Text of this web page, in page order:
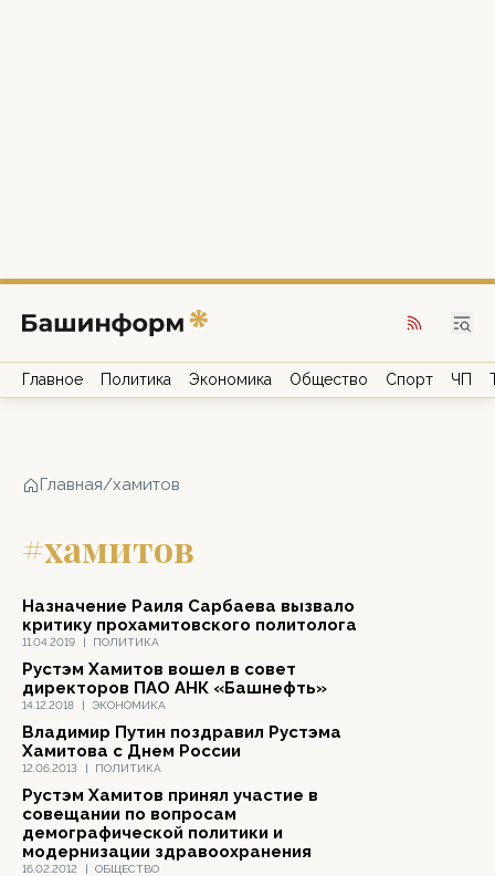
Главное Политика Экономика Общество Спорт ЧП
Главная/хамитов
#хамитов
11.04.2019 | ПОЛИТИКА
Назначение Раиля Сарбаева вызвало
критику прохамитовского политолога
14.12.2018 | ЭКОНОМИКА
Рустэм Хамитов вошел в совет
директоров ПАО АНК «Башнефть»
12.06.2013 | ПОЛИТИКА
Владимир Путин поздравил Рустэма
Хамитова с Днем России
16.02.2012 | ОБЩЕСТВО
Рустэм Хамитов принял участие в
совещании по вопросам
демографической политики и
модернизации здравоохранения